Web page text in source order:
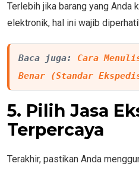
Terlebih jika barang yang Anda
elektronik, hal ini wajib
Baca juga: Cara
Benar (Standar
5. Pilih Jasa
Terpercaya
Terakhir, pastikan Anda